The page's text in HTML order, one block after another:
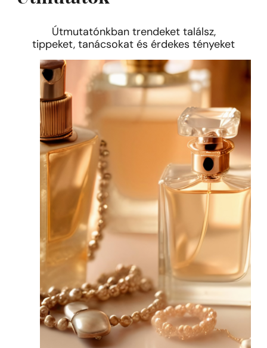
Útmutatónkban trendeket találsz,
tippeket, tanácsokat és érdekes tényeket